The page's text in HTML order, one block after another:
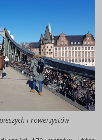
i rowerzystów